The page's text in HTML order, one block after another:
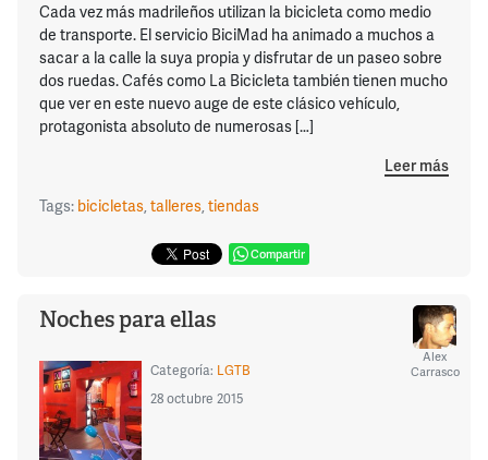
Cada vez más madrileños utilizan la bicicleta como medio
de transporte. El servicio BiciMad ha animado a muchos a
sacar a la calle la suya propia y disfrutar de un paseo sobre
dos ruedas. Cafés como La Bicicleta también tienen mucho
que ver en este nuevo auge de este clásico vehículo,
protagonista absoluto de numerosas […]
Leer más
Tags: bicicletas talleres tiendas
Compartir
Noches para ellas
Alex
Carrasco
Categoría: LGTB
28 octubre 2015